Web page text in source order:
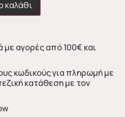
καλάθι
αγορές από 100€ και
κωδικούς για πληρωμή με
κατάθεση με τον